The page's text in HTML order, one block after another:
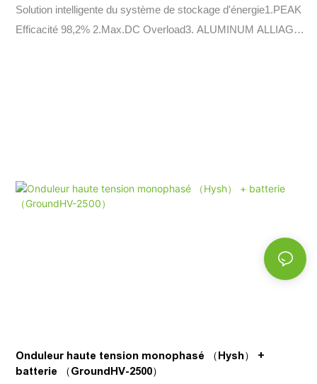
Solution intelligente du système de stockage d'énergie1.PEAK
Efficacité 98,2% 2.Max.DC Overload3. ALUMINUM ALLIAG
Onduleur haute tension monophasé （Hysh） +
batterie （GroundHV-2500）